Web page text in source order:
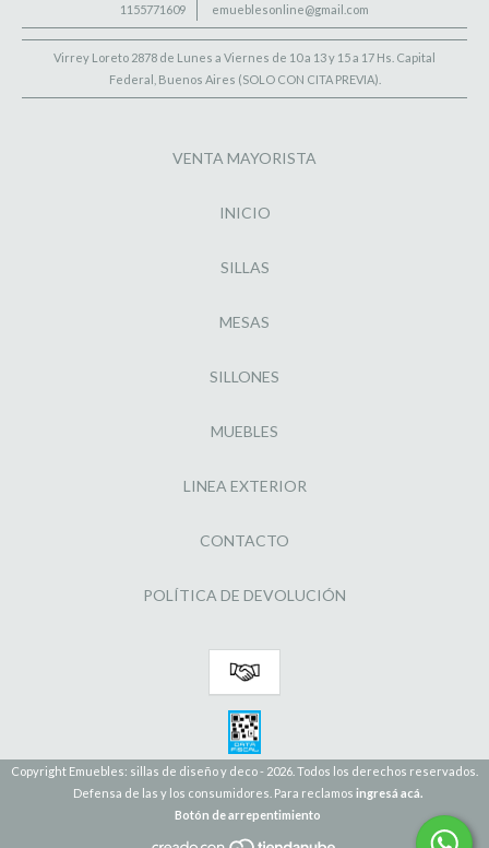
1155771609 emueblesonline@gmail.com
Virrey Loreto 2878 de Lunes a Viernes de 10 a 13 y 15 a 17 Hs. Capital
Federal, Buenos Aires (SOLO CON CITA PREVIA).
VENTA MAYORISTA
INICIO
SILLAS
MESAS
SILLONES
MUEBLES
LINEA EXTERIOR
CONTACTO
POLÍTICA DE DEVOLUCIÓN
Copyright Emuebles: sillas de diseño y deco - 2026. Todos los derechos reservados.
Defensa de las y los consumidores. Para reclamos ingresá acá.
Botón de arrepentimiento